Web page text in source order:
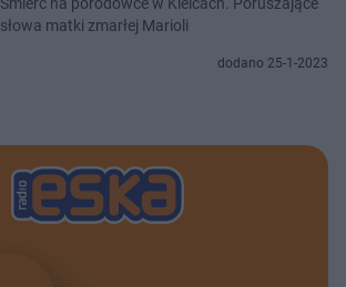
słowa matki zmarłej Marioli
dodano 25-1-2023